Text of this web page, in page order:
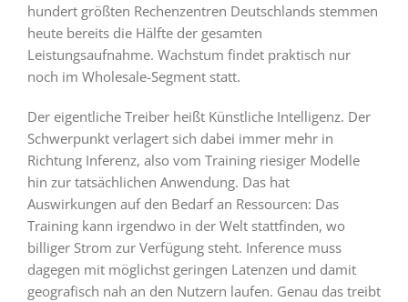
hundert größten Rechenzentren Deutschlands stemmen
heute bereits die Hälfte der gesamten
Leistungsaufnahme. Wachstum findet praktisch nur
noch im Wholesale-Segment statt.
Der eigentliche Treiber heißt Künstliche Intelligenz. Der
Schwerpunkt verlagert sich dabei immer mehr in
Richtung Inferenz, also vom Training riesiger Modelle
hin zur tatsächlichen Anwendung. Das hat
Auswirkungen auf den Bedarf an Ressourcen: Das
Training kann irgendwo in der Welt stattfinden, wo
billiger Strom zur Verfügung steht. Inference muss
dagegen mit möglichst geringen Latenzen und damit
geografisch nah an den Nutzern laufen. Genau das treibt